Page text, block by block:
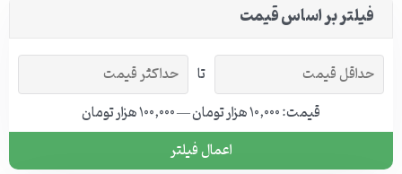
فیلتر بر اساس قیمت
تا
قیمت: 10,000 هزار تومان — 100,000 هزار تومان
اعمال فیلتر